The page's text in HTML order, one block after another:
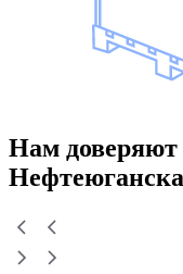
Нам доверяют
Нефтеюганска